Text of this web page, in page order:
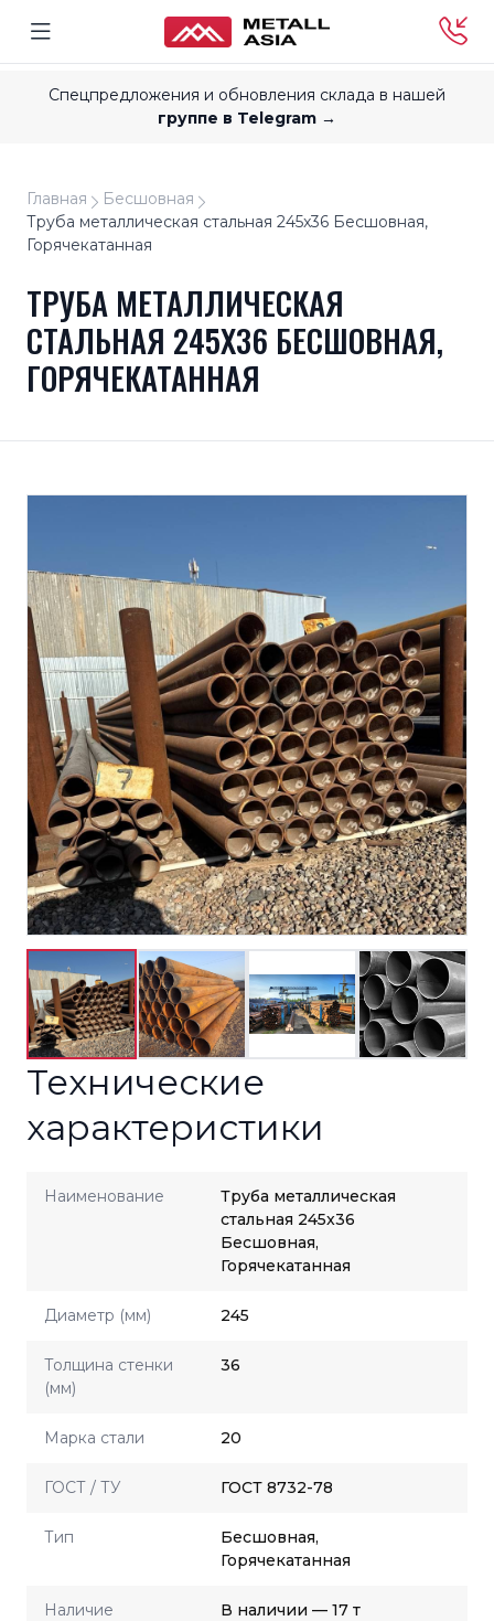
Спецпредложения и обновления склада в нашей
группе в Telegram →
Главная
Бесшовная
Труба металлическая стальная 245x36 Бесшовная,
Горячекатанная
ТРУБА МЕТАЛЛИЧЕСКАЯ
СТАЛЬНАЯ 245X36 БЕСШОВНАЯ,
ГОРЯЧЕКАТАННАЯ
Технические
характеристики
Наименование
Труба металлическая
стальная 245x36
Бесшовная,
Горячекатанная
Диаметр (мм) 245
Толщина стенки
(мм)
36
Марка стали 20
ГОСТ / ТУ ГОСТ 8732-78
Тип
Бесшовная,
Горячекатанная
Наличие В наличии — 17 т